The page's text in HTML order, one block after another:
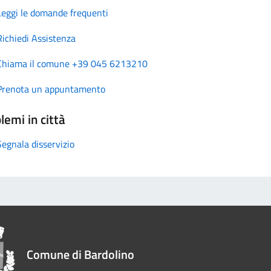
le domande frequenti
Assistenza
il comune +39 045 6213210
un appuntamento
in città
disservizio
Comune di Bardolino